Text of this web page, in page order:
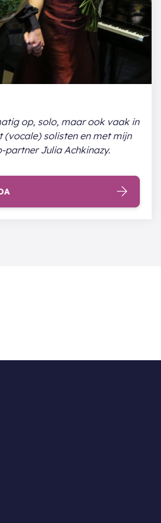
op, solo, maar ook vaak in
(vocale) solisten en met mijn
partner Julia Achkinazy.